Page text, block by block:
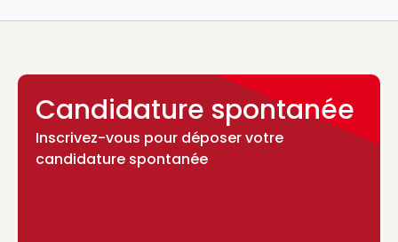
Candidature spontanée
Inscrivez-vous pour déposer votre
candidature spontanée